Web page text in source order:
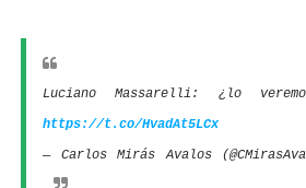
Luciano Massarelli: ¿lo
https://t.co/HvadAt5LCx
— Carlos Mirás Avalos